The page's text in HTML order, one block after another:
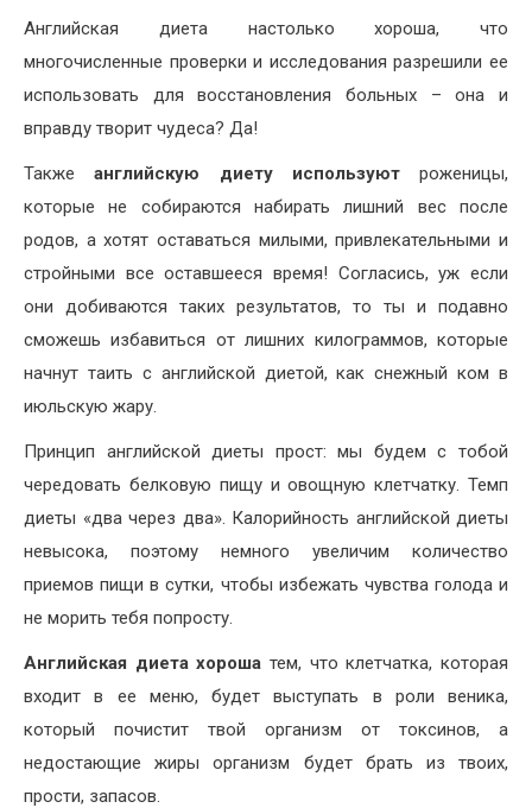
Английская диета настолько хороша, что
многочисленные проверки и исследования разрешили ее
использовать для восстановления больных – она и
вправду творит чудеса? Да!
Такжеанглийскую диету используютроженицы,
которые не собираются набирать лишний вес после
родов, а хотят оставаться милыми, привлекательными и
стройными все оставшееся время! Согласись, уж если
они добиваются таких результатов, то ты и подавно
сможешь избавиться от лишних килограммов, которые
начнут таить с английской диетой, как снежный ком в
июльскую жару.
Принцип английской диеты прост: мы будем с тобой
чередовать белковую пищу и овощную клетчатку. Темп
диеты «два через два». Калорийность английской диеты
невысока, поэтому немного увеличим количество
приемов пищи в сутки, чтобы избежать чувства голода и
не морить тебя попросту.
Английская диета хороша тем, что клетчатка, которая
входит в ее меню, будет выступать в роли веника,
который почистит твой организм от токсинов, а
недостающие жиры организм будет брать из твоих,
прости, запасов.